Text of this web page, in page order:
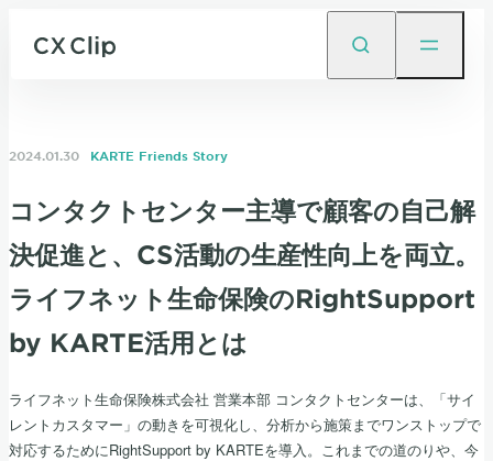
2024.01.30 KARTE Friends Story
コンタクトセンター主導で顧客の自己解
決促進と、CS活動の生産性向上を両立。
ライフネット生命保険のRightSupport
by KARTE活用とは
ライフネット生命保険株式会社 営業本部 コンタクトセンターは、「サイ
レントカスタマー」の動きを可視化し、分析から施策までワンストップで
対応するためにRightSupport by KARTEを導入。これまでの道のりや、今